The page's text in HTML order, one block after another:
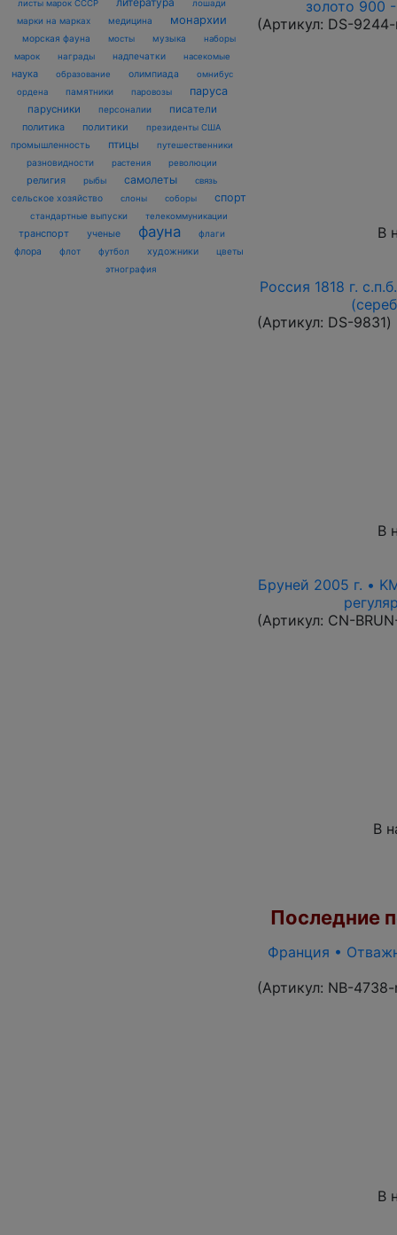
листы марок СССР
лошади
марки на марках
медицина монархии
морская фауна мосты музыка
наборы
марок
награды надпечатки насекомые
наука образование олимпиада
омнибус
ордена
памятники паровозы паруса
парусники персоналии
писатели
политика
политики президенты США
промышленность птицы путешественники
разновидности растения революции
религия рыбы самолеты связь
сельское хозяйство слоны соборы спорт
стандартные выпуски телекоммуникации
транспорт ученые фауна флаги
флора флот футбол художники
цветы
этнография
золото 900
(Артикул: DS-
В
Россия 1818 г.
(Артикул: DS-9831)
В
Бруней 2005 г. •
(Артикул: CN-
В
Последние
Франция •
(Артикул: NB-4738-
В